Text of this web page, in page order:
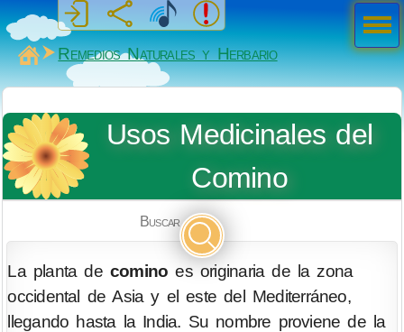
MiSabueso
Remedios Naturales y Herbario
Usos Medicinales del
Comino
Buscar
La planta de comino es originaria de la zona
occidental de Asia y el este del Mediterráneo,
llegando hasta la India. Su nombre proviene de la
Men
ú